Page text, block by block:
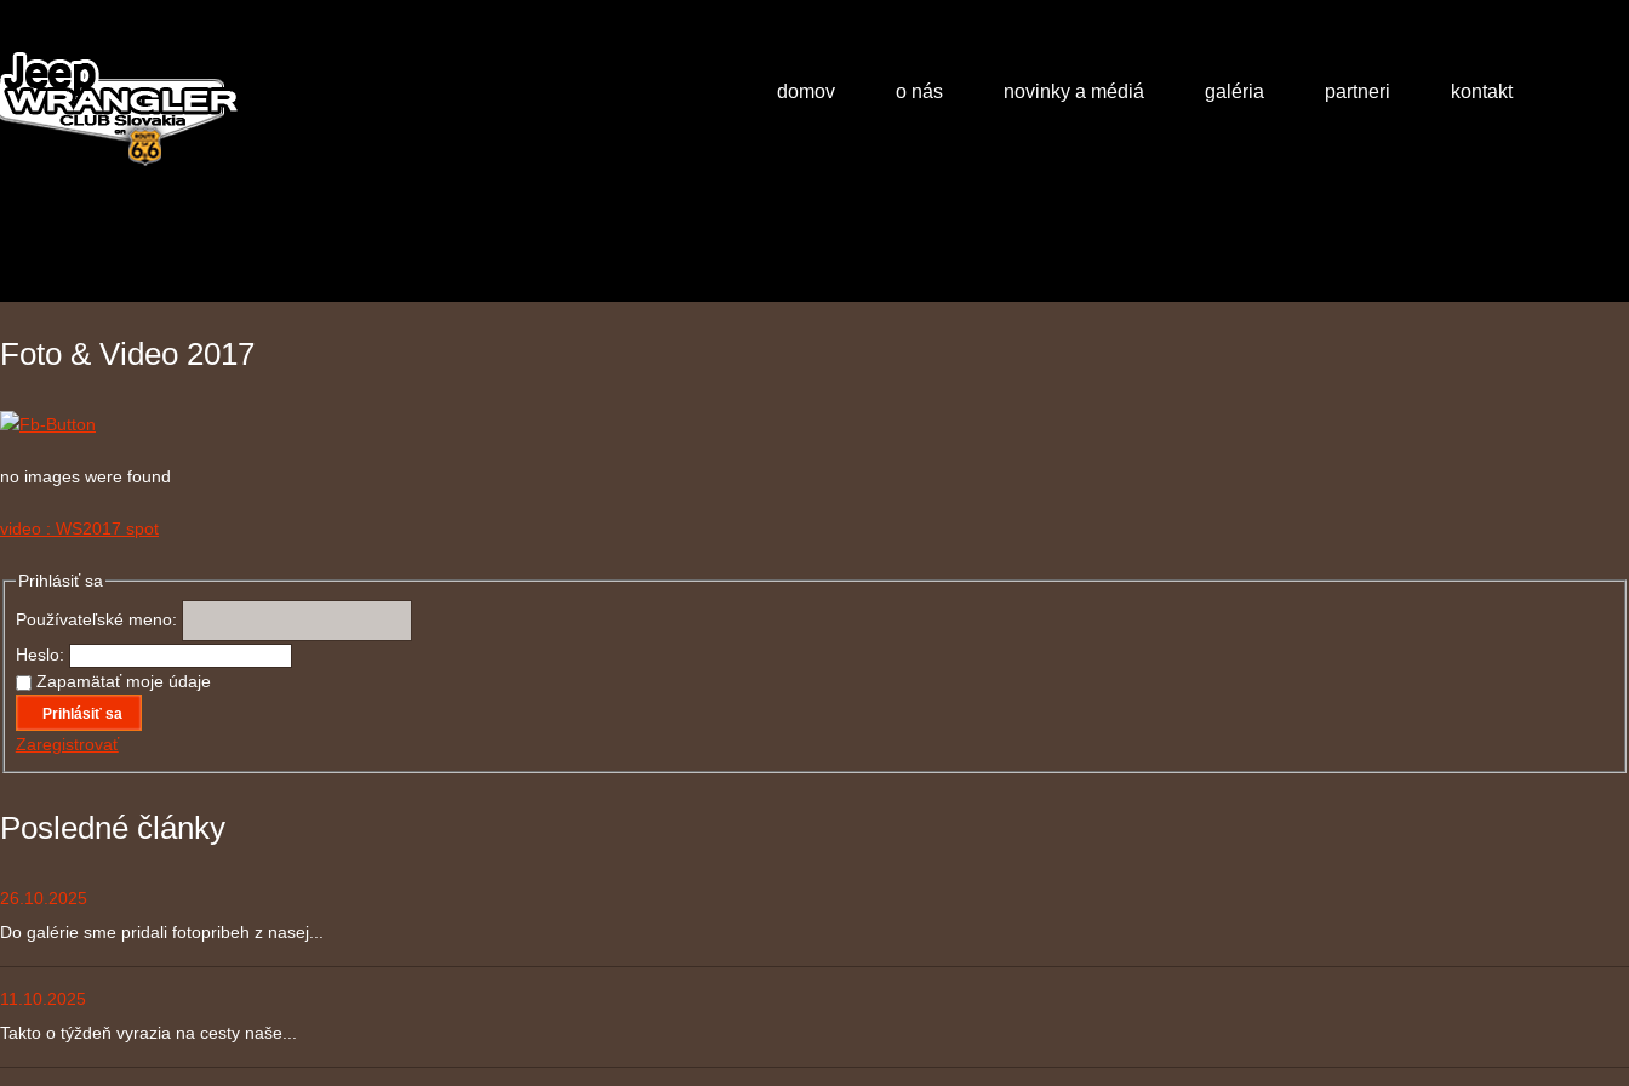
domov o nás novinky a médiá galéria partneri kontakt
Foto & Video 2017
no images were found
video : WS2017 spot
Prihlásiť sa
Používateľské meno:
Heslo:
Zapamätať moje údaje
Prihlásiť sa
Zaregistrovať
Posledné články
26.10.2025
Do galérie sme pridali fotopribeh z nasej...
11.10.2025
Takto o týždeň vyrazia na cesty naše...